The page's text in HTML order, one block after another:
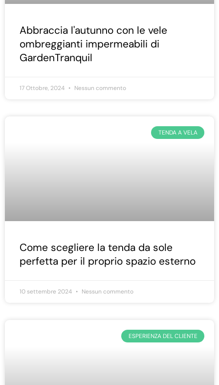
Abbraccia l'autunno con le vele
ombreggianti impermeabili di
GardenTranquil
17 Ottobre, 2024 Nessun commento
TENDA A VELA
Come scegliere la tenda da sole
perfetta per il proprio spazio esterno
10 settembre 2024 Nessun commento
ESPERIENZA DEL CLIENTE